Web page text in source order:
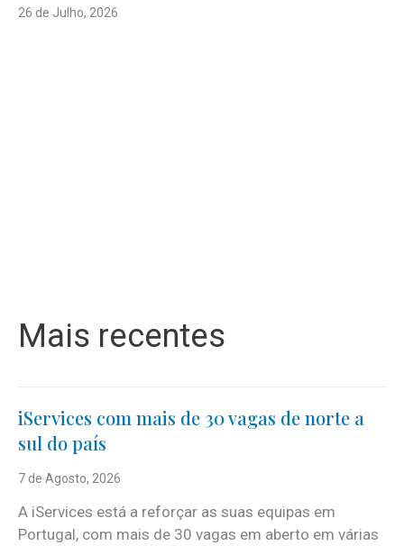
26 de Julho, 2026
Mais recentes
iServices com mais de 30 vagas de norte a
sul do país
7 de Agosto, 2026
A iServices está a reforçar as suas equipas em
Portugal, com mais de 30 vagas em aberto em várias